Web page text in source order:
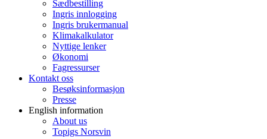
Sædbestilling
Ingris innlogging
Ingris brukermanual
Klimakalkulator
Nyttige lenker
Økonomi
Fagressurser
Kontakt oss
Besøksinformasjon
Presse
English information
About us
Topigs Norsvin